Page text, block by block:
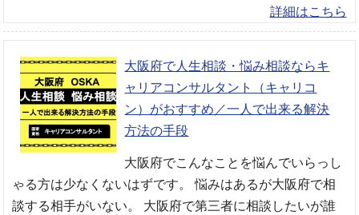
詳細はこちら
大阪府で人生相談・悩み相談ならキ
ャリアコンサルタント（キャリコ
ン）がおすすめ／一人で出来る解決
方法の手段
大阪府でこんなことを悩んでいらっし
ゃる方は少なくないはずです。 悩みはあるが大阪府で相
談する相手がいない。 大阪府で第三者に相談したいが誰